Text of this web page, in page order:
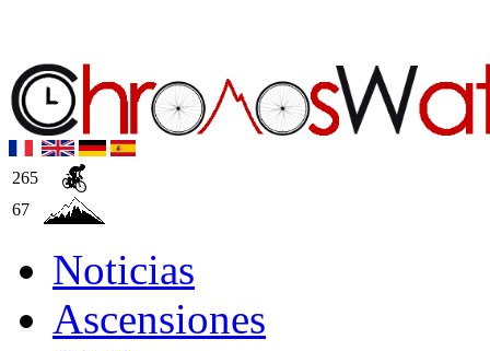
265
67
Noticias
Ascensiones